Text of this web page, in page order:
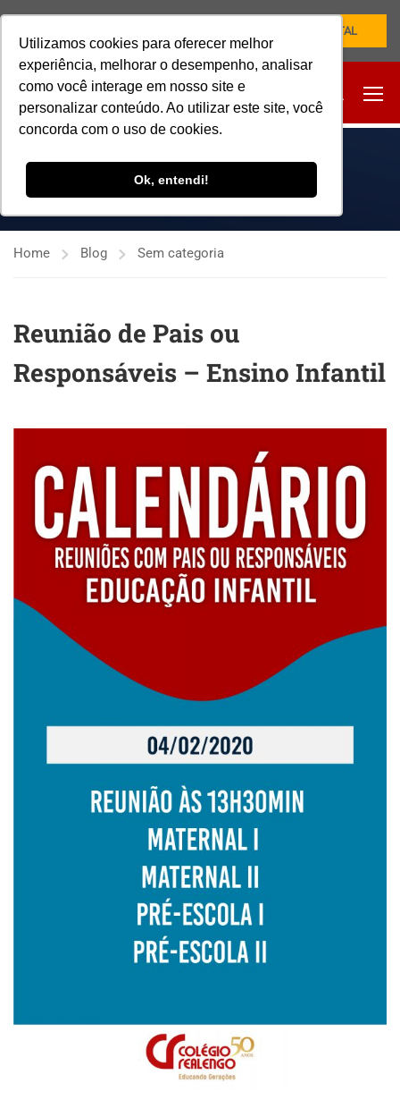
Utilizamos cookies para oferecer melhor
experiência, melhorar o desempenho, analisar
como você interage em nosso site e
personalizar conteúdo. Ao utilizar este site, você
concorda com o uso de cookies.
Ok, entendi!
NOVO PORTAL
SEM CATEGORIA
Home Blog Sem categoria
Reunião de Pais ou
Responsáveis – Ensino Infantil